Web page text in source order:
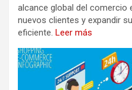
alcance global del comercio
nuevos clientes y expandir
eficiente. Leer más